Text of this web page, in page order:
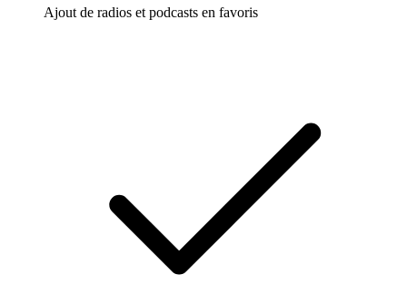
Ajout de radios et podcasts en favoris